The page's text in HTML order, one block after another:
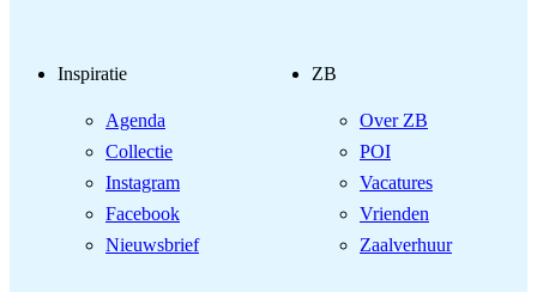
Inspiratie
Agenda
Collectie
Instagram
Facebook
Nieuwsbrief
ZB
Over ZB
POI
Vacatures
Vrienden
Zaalverhuur